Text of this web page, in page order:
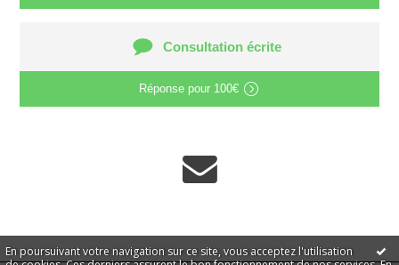
En poursuivant votre navigation sur ce site, vous acceptez l'utilisation
Consultation écrite
Réponse pour 100€